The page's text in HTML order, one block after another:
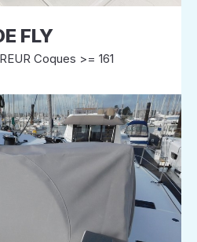
FLY
Coques >= 161